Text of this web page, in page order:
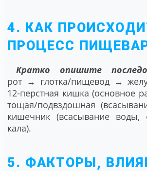
4. КАК
ПРОЦЕСС
Кратко опишите
рот → глотка/пищевод →
12-перстная кишка (основное
тощая/подвздошная
кишечник (всасывание воды,
кала).
5. ФАКТОРЫ,